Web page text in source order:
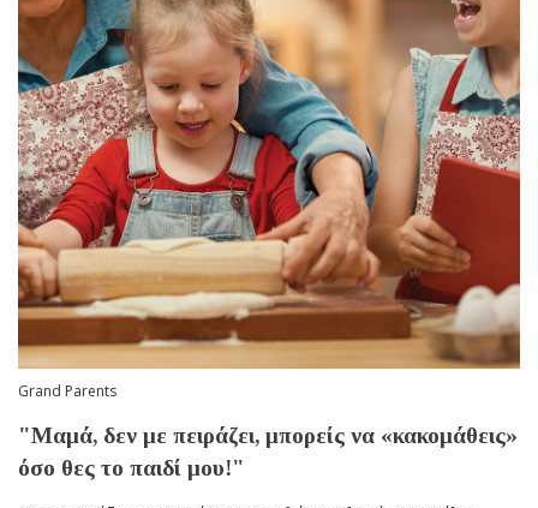
Grand Parents
"Μαμά, δεν με πειράζει, μπορείς να «κακομάθεις»
όσο θες το παιδί μου!"